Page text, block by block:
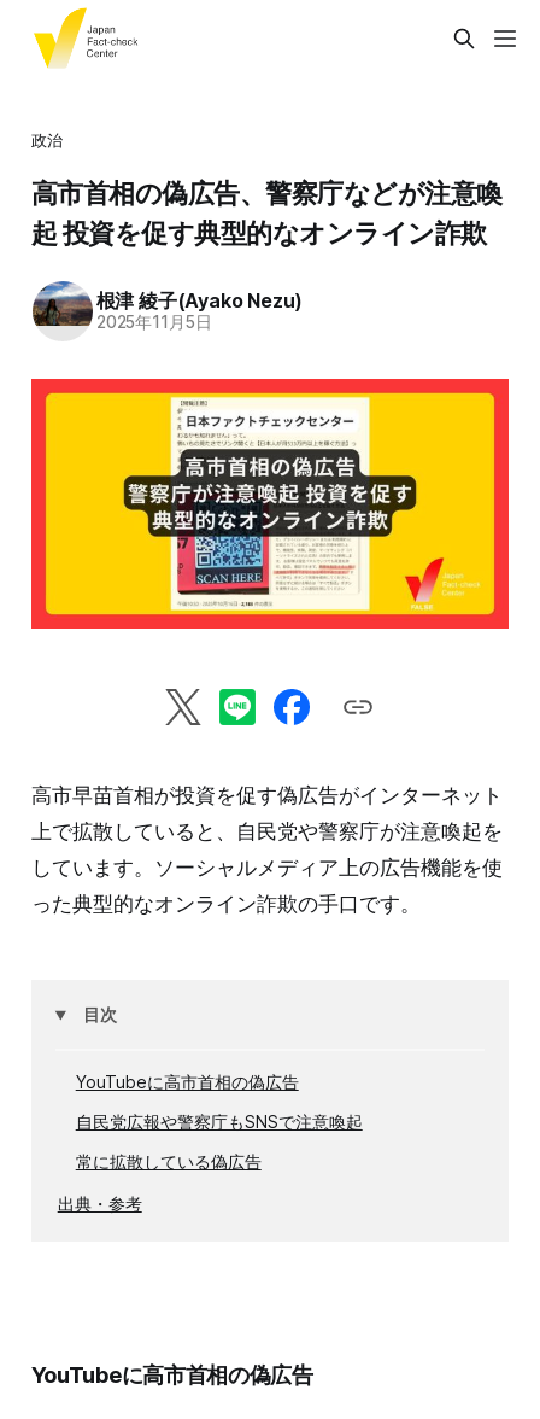
政治
高市首相の偽広告、警察庁などが注意喚
起 投資を促す典型的なオンライン詐欺
根津 綾子(Ayako Nezu)
2025年11月5日
高市早苗首相が投資を促す偽広告がインターネット
上で拡散していると、自民党や警察庁が注意喚起を
しています。ソーシャルメディア上の広告機能を使
った典型的なオンライン詐欺の手口です。
目次
YouTubeに高市首相の偽広告
自民党広報や警察庁もSNSで注意喚起
常に拡散している偽広告
出典・参考
YouTubeに高市首相の偽広告